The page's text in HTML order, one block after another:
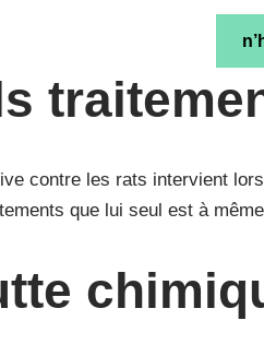
contre les rats intervient
que lui seul est à